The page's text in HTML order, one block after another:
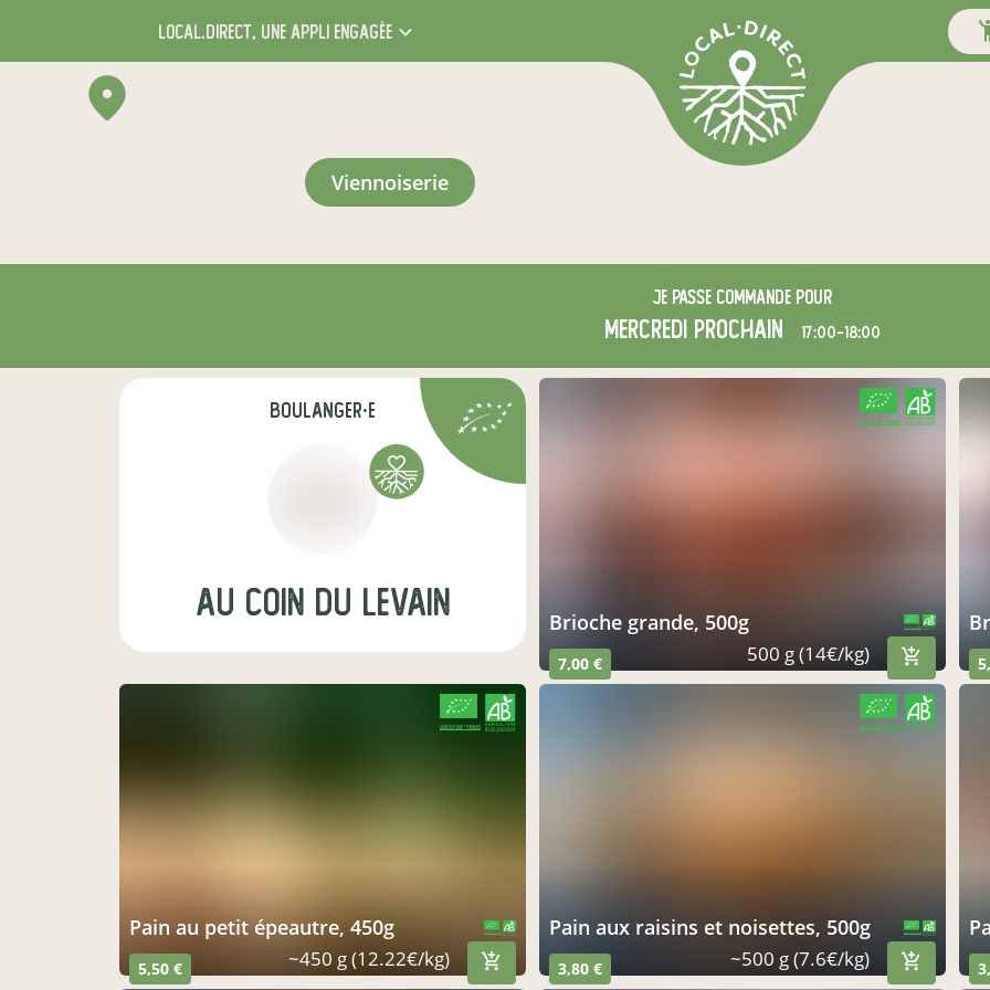
local.direct, une appli engagée
viennoiserie
Je passe commande pour
mercredi prochain 17:00-18:00
boulanger·e
Au Coin du Levain brioche grande, 500g
7,00 € 500 g (14€/kg)
CERTIFIÉ PAR FR-BIO-09
AGRICULTURE FRANCE
pain au petit épeautre, 450g
5,50 € ~450 g (12.22€/kg)
CERTIFIÉ PAR FR-BIO-09
AGRICULTURE FRANCE
pain aux raisins et noisettes, 500g
3,80 € ~500 g (7.6€/kg)
CERTIFIÉ PAR FR-BIO-09